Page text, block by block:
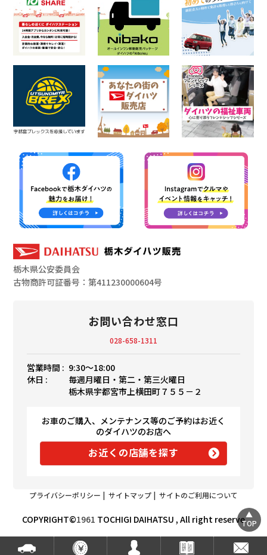
栃木県公安委員会
古物商許可証番号：第411230000604号
お問い合わせ窓口
028-658-1311
営業時間 : 9:30〜18:00
休日 :
毎週月曜日・第二・第三火曜日
栃木県宇都宮市上横田町７５５－２
お車のご購入、メンテナンス等のご予約はお近く
のダイハツのお店へ
お近くの店舗を探す
プライバシーポリシー | サイトマップ | サイトのご利用について
COPYRIGHT©1961 TOCHIGI DAIHATSU , All right reserveTOP